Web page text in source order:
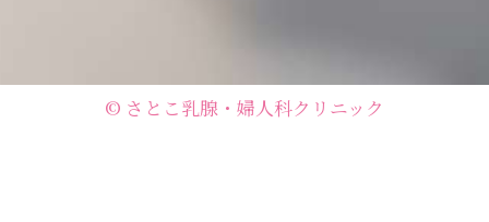
© さとこ乳腺・婦人科クリニック